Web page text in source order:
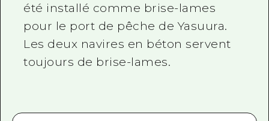
été installé comme brise-lames
pour le port de pêche de Yasuura.
Les deux navires en béton servent
toujours de brise-lames.